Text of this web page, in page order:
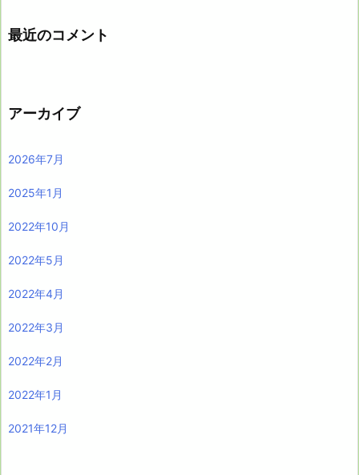
最近のコメント
アーカイブ
2026年7月
2025年1月
2022年10月
2022年5月
2022年4月
2022年3月
2022年2月
2022年1月
2021年12月